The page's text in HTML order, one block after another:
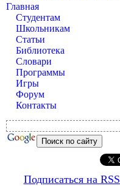
Главная
Студентам
Школьникам
Статьи
Библиотека
Словари
Программы
Игры
Форум
Контакты
Подписаться на